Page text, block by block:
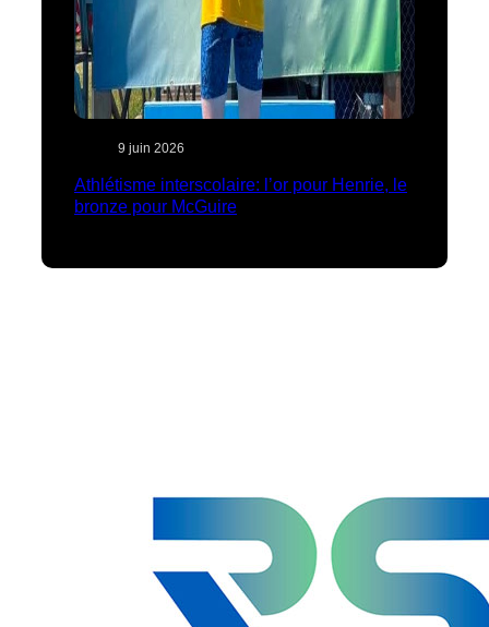
9 juin 2026
Athlétisme interscolaire: l’or pour Henrie, le
bronze pour McGuire